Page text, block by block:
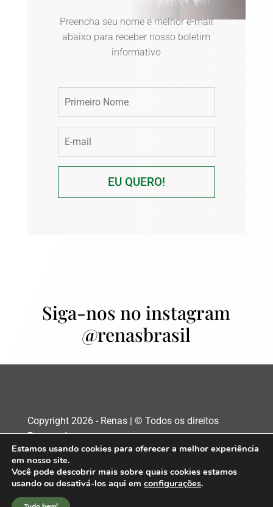
Preencha seu nome e melhor e-mail
abaixo para receber nosso boletim
informativo
EU QUERO!
Siga-nos no instagram
@renasbrasil
Copyright 2026 - Renas | © Todos os direitos
Reservados
Desenvolvido porUdson Assis
Estamos usando cookies para oferecer a melhor experiência
em nosso site.
Você pode descobrir mais sobre quais cookies estamos
usando ou desativá-los aqui em configurações.